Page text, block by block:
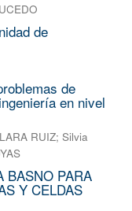
de
de
en nivel
RUIZ; Silvia
BASNO PARA
Y CELDAS